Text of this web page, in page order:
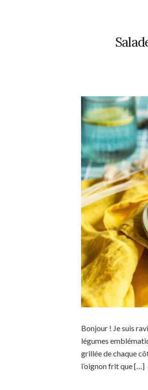
Bonjour ! Je suis
légumes
grillée de chaque
l’oignon frit que […]